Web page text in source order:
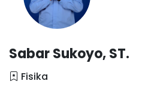
Sabar Sukoyo, ST.
Fisika